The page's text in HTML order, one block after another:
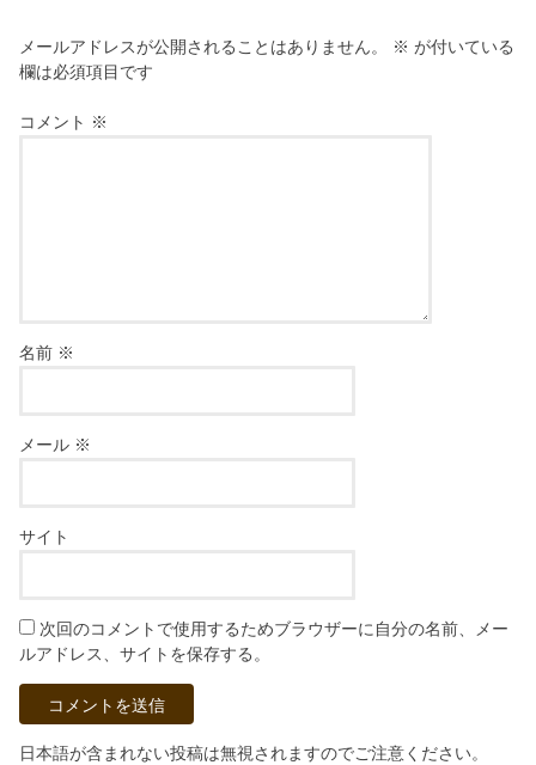
メールアドレスが公開されることはありません。 ※ が付いている
欄は必須項目です
コメント ※
名前 ※
メール ※
サイト
次回のコメントで使用するためブラウザーに自分の名前、メー
ルアドレス、サイトを保存する。
日本語が含まれない投稿は無視されますのでご注意ください。